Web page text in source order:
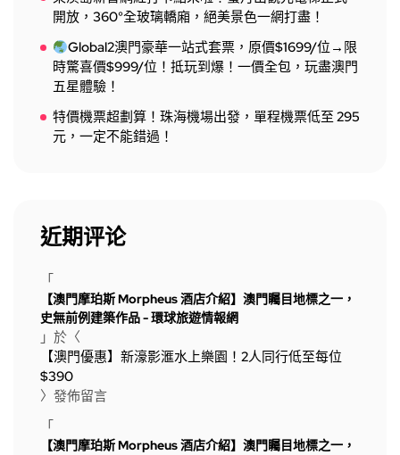
開放，360°全玻璃轎廂，絕美景色一網打盡！
Global2澳門豪華一站式套票，原價$1699/位→限
時驚喜價$999/位！抵玩到爆！一價全包，玩盡澳門
五星體驗！
特價機票超劃算！珠海機場出發，單程機票低至 295
元，一定不能錯過！
近期评论
「
【澳門摩珀斯 Morpheus 酒店介紹】澳門矚目地標之一，
史無前例建築作品 - 環球旅遊情報網
」於〈
【澳門優惠】新濠影滙水上樂園！2人同行低至每位
$390
〉發佈留言
「
【澳門摩珀斯 Morpheus 酒店介紹】澳門矚目地標之一，